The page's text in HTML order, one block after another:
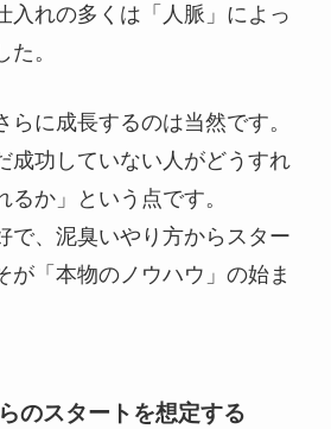
入れの多くは「人脈」によっ
。
らに成長するのは当然です。
成功していない人がどうすれ
か」という点です。
で、泥臭いやり方からスター
が「本物のノウハウ」の始ま
のスタートを想定する